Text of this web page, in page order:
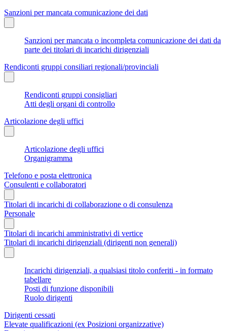
Sanzioni per mancata comunicazione dei dati
Sanzioni per mancata o incompleta comunicazione dei dati da
parte dei titolari di incarichi dirigenziali
Rendiconti gruppi consiliari regionali/provinciali
Rendiconti gruppi consigliari
Atti degli organi di controllo
Articolazione degli uffici
Articolazione degli uffici
Organigramma
Telefono e posta elettronica
Consulenti e collaboratori
Titolari di incarichi di collaborazione o di consulenza
Personale
Titolari di incarichi amministrativi di vertice
Titolari di incarichi dirigenziali (dirigenti non generali)
Incarichi dirigenziali, a qualsiasi titolo conferiti - in formato
tabellare
Posti di funzione disponibili
Ruolo dirigenti
Dirigenti cessati
Elevate qualificazioni (ex Posizioni organizzative)